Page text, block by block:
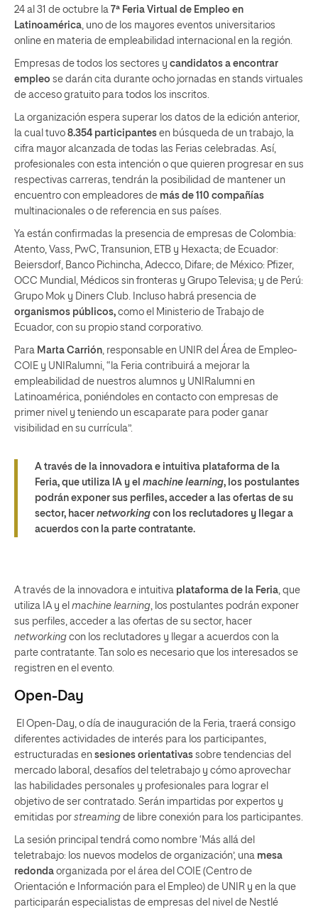
24 al 31 de octubre la 7ª Feria Virtual de Empleo en
Latinoamérica , uno de los mayores eventos universitarios
online en materia de empleabilidad internacional en la región.
Empresas de todos los sectores y candidatos a encontrar
empleo se darán cita durante ocho jornadas en stands virtuales
de acceso gratuito para todos los inscritos.
La organización espera superar los datos de la edición anterior,
la cual tuvo 8.354 participantes en búsqueda de un trabajo, la
cifra mayor alcanzada de todas las Ferias celebradas. Así,
profesionales con esta intención o que quieren progresar en sus
respectivas carreras, tendrán la posibilidad de mantener un
encuentro con empleadores de más de 110 compañías
multinacionales o de referencia en sus países.
Ya están confirmadas la presencia de empresas de Colombia:
Atento, Vass, PwC, Transunion, ETB y Hexacta; de Ecuador:
Beiersdorf, Banco Pichincha, Adecco, Difare; de México: Pfizer,
OCC Mundial, Médicos sin fronteras y Grupo Televisa; y de Perú:
Grupo Mok y Diners Club. Incluso habrá presencia de
organismos públicos, como el Ministerio de Trabajo de
Ecuador, con su propio stand corporativo.
Para Marta Carrión , responsable en UNIR del Área de Empleo-
COIE y UNIRalumni, “la Feria contribuirá a mejorar la
empleabilidad de nuestros alumnos y UNIRalumni en
Latinoamérica, poniéndoles en contacto con empresas de
primer nivel y teniendo un escaparate para poder ganar
visibilidad en su currícula”.
A través de la innovadora e intuitiva plataforma de la
Feria, que utiliza IA y el machine learning, los postulantes
podrán exponer sus perfiles, acceder a las ofertas de su
sector, hacer networking con los reclutadores y llegar a
acuerdos con la parte contratante.
A través de la innovadora e intuitiva plataforma de la Feria , que
utiliza IA y el machine learning , los postulantes podrán exponer
sus perfiles, acceder a las ofertas de su sector, hacer
networking con los reclutadores y llegar a acuerdos con la
parte contratante. Tan solo es necesario que los interesados se
registren en el evento.
Open-Day
El Open-Day, o día de inauguración de la Feria, traerá consigo
diferentes actividades de interés para los participantes,
estructuradas en sesiones orientativas sobre tendencias del
mercado laboral, desafíos del teletrabajo y cómo aprovechar
las habilidades personales y profesionales para lograr el
objetivo de ser contratado. Serán impartidas por expertos y
emitidas por streaming de libre conexión para los participantes.
La sesión principal tendrá como nombre ‘Más allá del
teletrabajo: los nuevos modelos de organización’, una mesa
redonda organizada por el área del COIE (Centro de
Orientación e Información para el Empleo) de UNIR y en la que
participarán especialistas de empresas del nivel de Nestlé